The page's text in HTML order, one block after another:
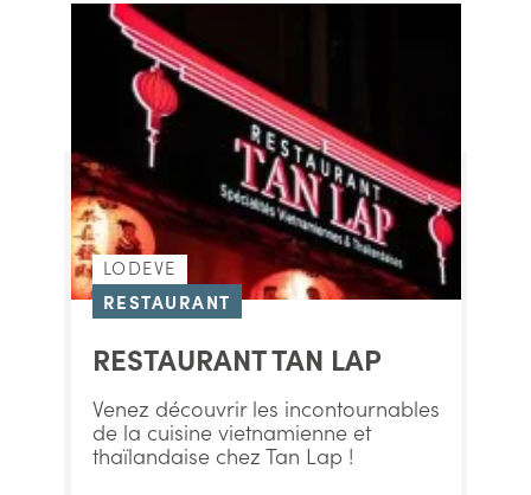
LODEVE
RESTAURANT
RESTAURANT TAN LAP
Venez découvrir les incontournables
de la cuisine vietnamienne et
thaïlandaise chez Tan Lap !